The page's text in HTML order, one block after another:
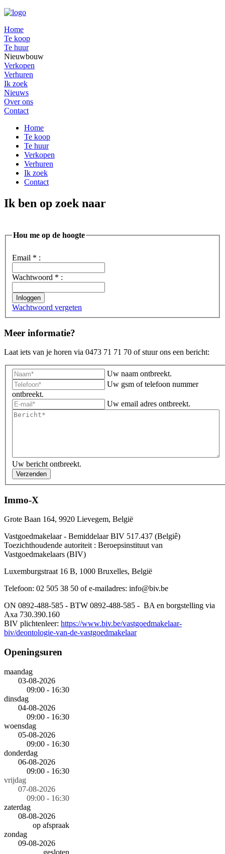
Home
Te koop
Te huur
Nieuwbouw
Verkopen
Verhuren
Ik zoek
Nieuws
Over ons
Contact
Home
Te koop
Te huur
Verkopen
Verhuren
Ik zoek
Contact
Ik ben op zoek naar
Hou me op de hoogte
Email * :
Wachtwoord * :
Inloggen
Wachtwoord vergeten
Meer informatie?
Laat iets van je horen via 0473 71 71 70 of stuur ons een bericht:
Uw naam ontbreekt.
Uw gsm of telefoon nummer
ontbreekt.
Uw email adres ontbreekt.
Uw bericht ontbreekt.
Verzenden
Immo-X
Grote Baan 164, 9920 Lievegem, België
Vastgoedmakelaar - Bemiddelaar BIV 517.437 (Belgiê)
Toezichthoudende autoriteit : Beroepsinstituut van
Vastgoedmakelaars (BIV)
Luxemburgstraat 16 B, 1000 Bruxelles, België
Telefoon: 02 505 38 50 of e-mailadres: info@biv.be
ON 0892-488-585 - BTW 0892-488-585 - BA en borgstelling via
Axa 730.390.160
BIV plichtenleer: https://www.biv.be/vastgoedmakelaar-
biv/deontologie-van-de-vastgoedmakelaar
Openingsuren
maandag
03-08-2026
09:00 - 16:30
dinsdag
04-08-2026
09:00 - 16:30
woensdag
05-08-2026
09:00 - 16:30
donderdag
06-08-2026
09:00 - 16:30
vrijdag
07-08-2026
09:00 - 16:30
zaterdag
08-08-2026
op afspraak
zondag
09-08-2026
gesloten